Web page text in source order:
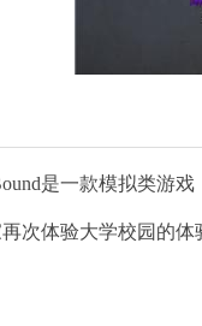
是一款模拟类游
次体验大学校园的